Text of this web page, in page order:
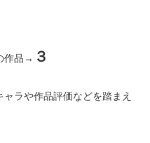
作品→ ３
ラや作品評価などを踏まえ